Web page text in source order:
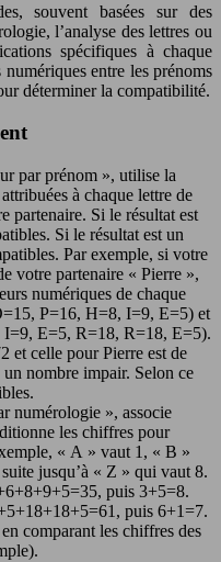
souvent basées sur des
l’analyse des lettres ou
spécifiques à chaque
entre les prénoms
déterminer la compatibilité.
par prénom », utilise la
à chaque lettre de
partenaire. Si le résultat est
Si le résultat est un
Par exemple, si votre
votre partenaire « Pierre »,
numériques de chaque
P=16, H=8, I=9, E=5) et
I=9, E=5, R=18, R=18, E=5).
et celle pour Pierre est de
nombre impair. Selon ce
numérologie », associe
les chiffres pour
« A » vaut 1, « B »
jusqu’à « Z » qui vaut 8.
puis 3+5=8.
puis 6+1=7.
comparant les chiffres des